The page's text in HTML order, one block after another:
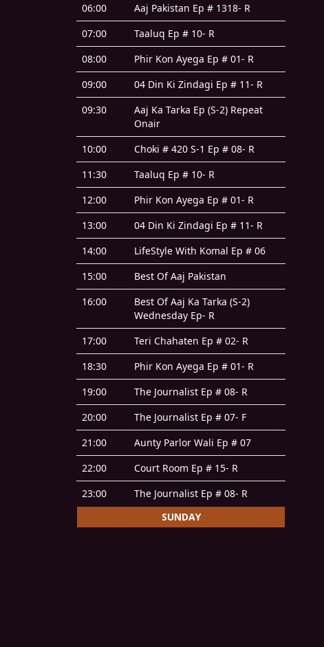
06:00
Aaj Pakistan Ep # 1318- R
07:00
Taaluq Ep # 10- R
08:00
Phir Kon Ayega Ep # 01- R
09:00
04 Din Ki Zindagi Ep # 11- R
09:30
Aaj Ka Tarka Ep (S-2) Repeat
Onair
10:00
Choki # 420 S-1 Ep # 08- R
11:30
Taaluq Ep # 10- R
12:00
Phir Kon Ayega Ep # 01- R
13:00
04 Din Ki Zindagi Ep # 11- R
14:00
LifeStyle With Komal Ep # 06
15:00
Best Of Aaj Pakistan
16:00
Best Of Aaj Ka Tarka (S-2)
Wednesday Ep- R
17:00
Teri Chahaten Ep # 02- R
18:30
Phir Kon Ayega Ep # 01- R
19:00
The Journalist Ep # 08- R
20:00
The Journalist Ep # 07- F
21:00
Aunty Parlor Wali Ep # 07
22:00
Court Room Ep # 15- R
23:00
The Journalist Ep # 08- R
SUNDAY